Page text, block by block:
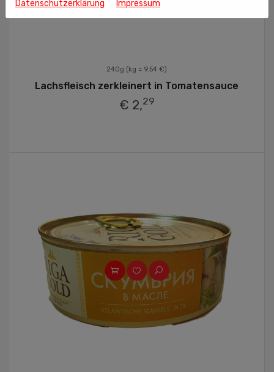
240g (kg = 9.54 €)
Lachsfleisch zerkleinert in Tomatensauce
€ 2,29
Datenschutzerklärung Impressum